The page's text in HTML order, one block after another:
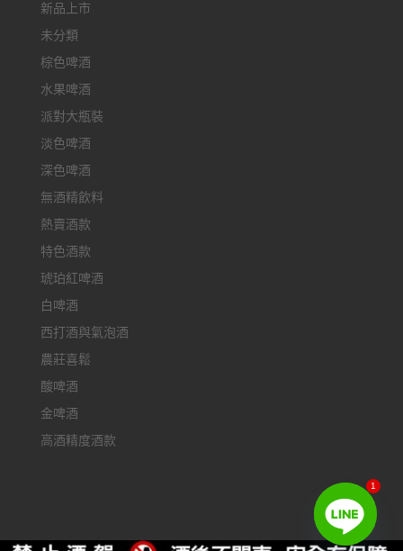
新品上市
未分類
棕色啤酒
水果啤酒
派對大瓶裝
淡色啤酒
深色啤酒
無酒精飲料
熱賣酒款
特色酒款
琥珀紅啤酒
白啤酒
西打酒與氣泡酒
農莊喜鬆
酸啤酒
金啤酒
高酒精度酒款
1